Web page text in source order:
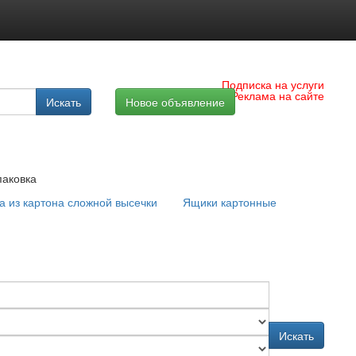
Подписка на услуги
Реклама на сайте
Искать Новое объявление
из картона сложной высечки
Ящики картонные
Искать